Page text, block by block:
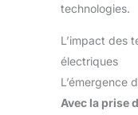
technologies.
L’impact des
électriques
L’émergence
Avec la prise